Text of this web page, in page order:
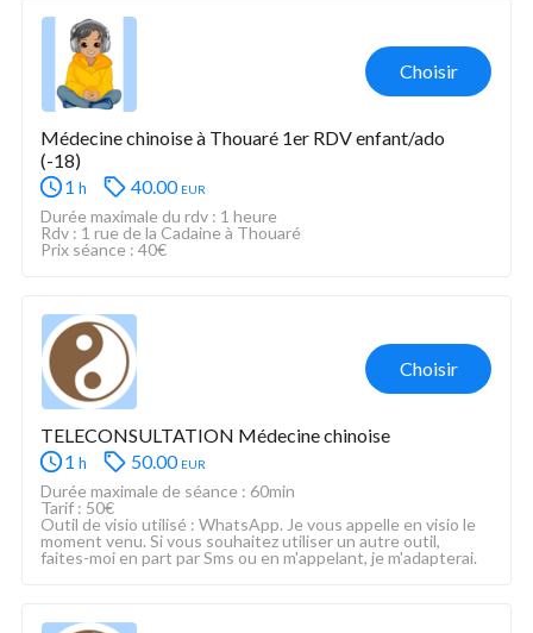
Choisir
Médecine chinoise à Thouaré 1er RDV enfant/ado
(-18)
1 h 40.00 eur
Durée maximale du rdv : 1 heure
Rdv : 1 rue de la Cadaine à Thouaré
Prix séance : 40€
Choisir
TELECONSULTATION Médecine chinoise
1 h 50.00 eur
Durée maximale de séance : 60min
Tarif : 50€
Outil de visio utilisé : WhatsApp. Je vous appelle en visio le
moment venu. Si vous souhaitez utiliser un autre outil,
faites-moi en part par Sms ou en m'appelant, je m'adapterai.